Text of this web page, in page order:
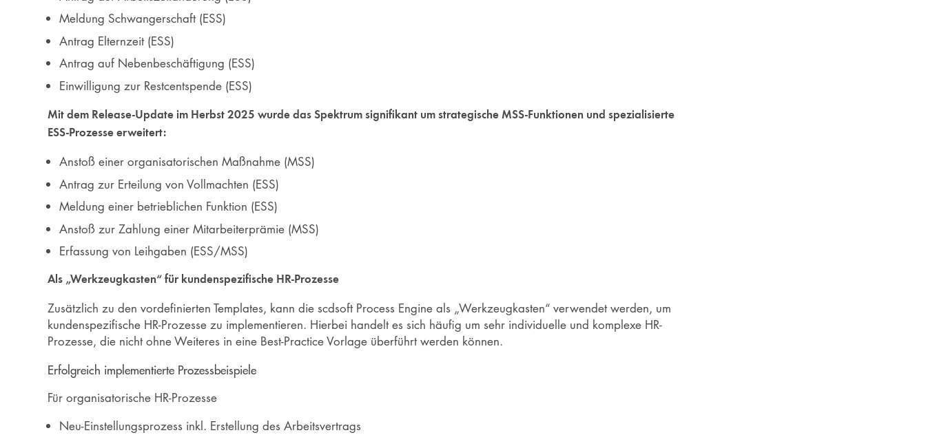
Meldung Schwangerschaft (ESS)
Antrag Elternzeit (ESS)
Antrag auf Nebenbeschäftigung (ESS)
Einwilligung zur Restcentspende (ESS)
Mit dem Release-Update im Herbst 2025 wurde das Spektrum signifikant um strategische MSS-Funktionen und spezialisierte
ESS-Prozesse erweitert:
Anstoß einer organisatorischen Maßnahme (MSS)
Antrag zur Erteilung von Vollmachten (ESS)
Meldung einer betrieblichen Funktion (ESS)
Anstoß zur Zahlung einer Mitarbeiterprämie (MSS)
Erfassung von Leihgaben (ESS/MSS)
Als „Werkzeugkasten“ für kundenspezifische HR-Prozesse
Zusätzlich zu den vordefinierten Templates, kann die scdsoft Process Engine als „Werkzeugkasten“ verwendet werden, um
kundenspezifische HR-Prozesse zu implementieren. Hierbei handelt es sich häufig um sehr individuelle und komplexe HR-
Prozesse, die nicht ohne Weiteres in eine Best-Practice Vorlage überführt werden können.
Erfolgreich implementierte Prozessbeispiele
Für organisatorische HR-Prozesse
Neu-Einstellungsprozess inkl. Erstellung des Arbeitsvertrags